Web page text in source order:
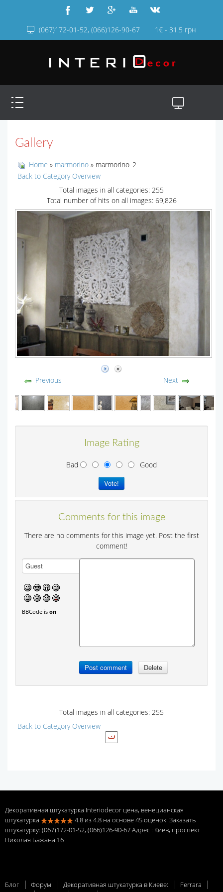
(067)172-01-52, (066)126-90-67 1€ - 31.5 грн
Gallery
Home » marmorino » marmorino_2
Back to Category Overview
Total images in all categories: 255
Total number of hits on all images: 69,826
Previous Next
Image Rating
Bad Good
Comments for this image
There are no comments for this image yet. Post the first
comment!
BBCode ison
Total images in all categories: 255
Back to Category Overview
Декоративная штукатурка Interiodecor цена, венецианская
штукатурка
4.8 из4.8 на основе45оценок. Заказать
штукатурку: (067)172-01-52, (066)126-90-67 Адрес : Киев, проспект
Николая Бажана 16
Блог Форум Декоративная штукатурка в Киеве:
Ferrara